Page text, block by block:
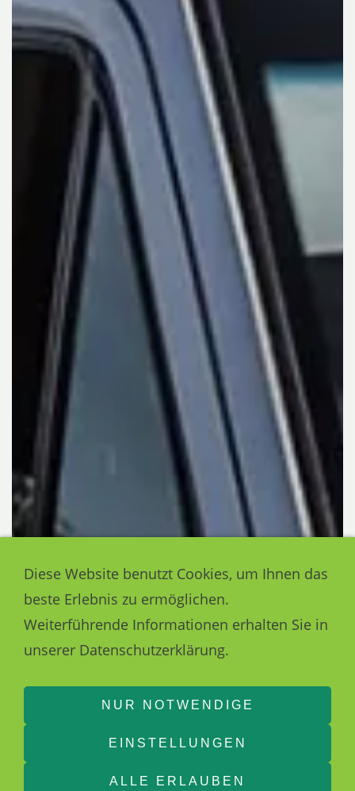
Diese Website benutzt Cookies, um Ihnen das
beste Erlebnis zu ermöglichen.
Weiterführende Informationen erhalten Sie in
unserer Datenschutzerklärung.
NUR NOTWENDIGE
EINSTELLUNGEN
ALLE ERLAUBEN